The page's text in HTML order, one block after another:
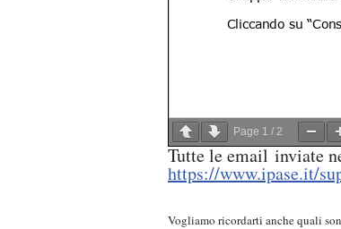
Page 1 / 2
Tutte le email inviate
https://www.ipase.it/
Vogliamo ricordarti anche quali